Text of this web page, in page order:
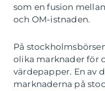
som en fusion
och OM-istnaden.
På
olika marknader för
värdepapper. En av
marknaderna på